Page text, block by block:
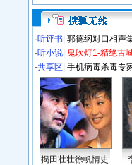
·听评书 郭德纲对口相声
·听小说 鬼吹灯1-精绝古
·共享区 手机病毒杀毒专
揭田壮壮徐帆情史